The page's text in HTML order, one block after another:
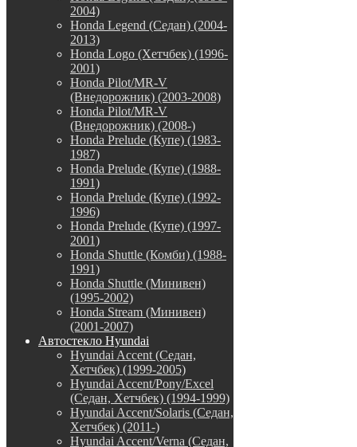
2004)
Honda Legend (Седан) (2004-
2013)
Honda Logo (Хетчбек) (1996-
2001)
Honda Pilot/MR-V
(Внедорожник) (2003-2008)
Honda Pilot/MR-V
(Внедорожник) (2008-)
Honda Prelude (Купе) (1983-
1987)
Honda Prelude (Купе) (1988-
1991)
Honda Prelude (Купе) (1992-
1996)
Honda Prelude (Купе) (1997-
2001)
Honda Shuttle (Комби) (1988-
1991)
Honda Shuttle (Минивен)
(1995-2002)
Honda Stream (Минивен)
(2001-2007)
Автостекло Hyundai
Hyundai Accent (Седан,
Хетчбек) (1999-2005)
Hyundai Accent/Pony/Excel
(Седан, Хетчбек) (1994-1999)
Hyundai Accent/Solaris (Седан,
Хетчбек) (2011-)
Hyundai Accent/Verna (Седан,